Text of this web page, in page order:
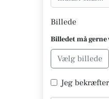
Billede
Billedet må
Vælg billede
Jeg